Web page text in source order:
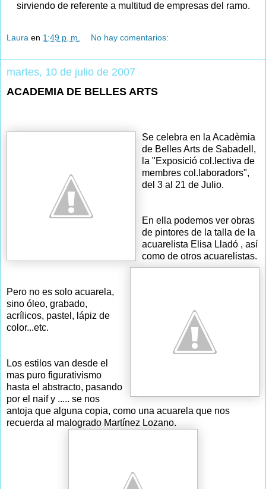
sirviendo de referente a multitud de empresas del ramo.
Laura en 1:49 p. m. No hay comentarios:
martes, 10 de julio de 2007
ACADEMIA DE BELLES ARTS
Se celebra en la Acadèmia
de Belles Arts de Sabadell,
la "Exposició col.lectiva de
membres col.laboradors",
del 3 al 21 de Ju lio.
En ella podemos ver obras
de pintores de la talla de la
acuarelista Elisa Lladó , así
como de otros acuarelistas.
Pero no es solo acuarela,
sino óleo, grabado,
acrílicos, pastel, lápiz de
color...etc.
Los estilos van desde el
mas puro figurativismo
hasta el abstracto, pasando
por el naif y ..... se nos
antoja que alguna copia, como una acuarela que nos
recuerda al malogrado Martínez Lozano.